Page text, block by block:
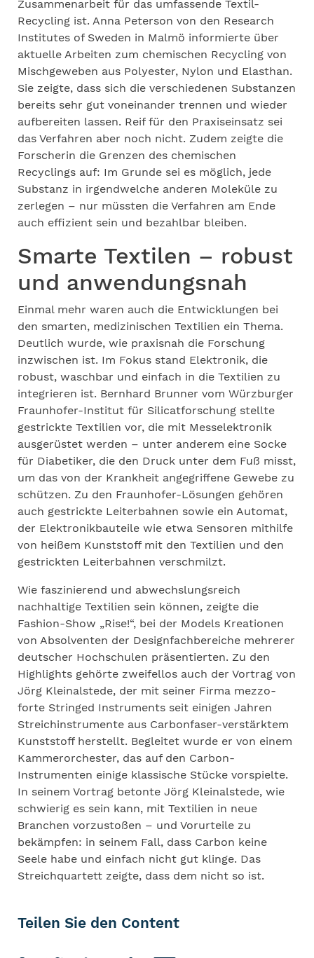
Zusammenarbeit für das umfassende Textil-
Recycling ist. Anna Peterson von den Research
Institutes of Sweden in Malmö informierte über
aktuelle Arbeiten zum chemischen Recycling von
Mischgeweben aus Polyester, Nylon und Elasthan.
Sie zeigte, dass sich die verschiedenen Substanzen
bereits sehr gut voneinander trennen und wieder
aufbereiten lassen. Reif für den Praxiseinsatz sei
das Verfahren aber noch nicht. Zudem zeigte die
Forscherin die Grenzen des chemischen
Recyclings auf: Im Grunde sei es möglich, jede
Substanz in irgendwelche anderen Moleküle zu
zerlegen – nur müssten die Verfahren am Ende
auch effizient sein und bezahlbar bleiben.
Smarte Textilen – robust
und anwendungsnah
Einmal mehr waren auch die Entwicklungen bei
den smarten, medizinischen Textilien ein Thema.
Deutlich wurde, wie praxisnah die Forschung
inzwischen ist. Im Fokus stand Elektronik, die
robust, waschbar und einfach in die Textilien zu
integrieren ist. Bernhard Brunner vom Würzburger
Fraunhofer-Institut für Silicatforschung stellte
gestrickte Textilien vor, die mit Messelektronik
ausgerüstet werden – unter anderem eine Socke
für Diabetiker, die den Druck unter dem Fuß misst,
um das von der Krankheit angegriffene Gewebe zu
schützen. Zu den Fraunhofer-Lösungen gehören
auch gestrickte Leiterbahnen sowie ein Automat,
der Elektronikbauteile wie etwa Sensoren mithilfe
von heißem Kunststoff mit den Textilien und den
gestrickten Leiterbahnen verschmilzt.
Wie faszinierend und abwechslungsreich
nachhaltige Textilien sein können, zeigte die
Fashion-Show „Rise!“, bei der Models Kreationen
von Absolventen der Designfachbereiche mehrerer
deutscher Hochschulen präsentierten. Zu den
Highlights gehörte zweifellos auch der Vortrag von
Jörg Kleinalstede, der mit seiner Firma mezzo-
forte Stringed Instruments seit einigen Jahren
Streichinstrumente aus Carbonfaser-verstärktem
Kunststoff herstellt. Begleitet wurde er von einem
Kammerorchester, das auf den Carbon-
Instrumenten einige klassische Stücke vorspielte.
In seinem Vortrag betonte Jörg Kleinalstede, wie
schwierig es sein kann, mit Textilien in neue
Branchen vorzustoßen – und Vorurteile zu
bekämpfen: in seinem Fall, dass Carbon keine
Seele habe und einfach nicht gut klinge. Das
Streichquartett zeigte, dass dem nicht so ist.
Teilen Sie den Content